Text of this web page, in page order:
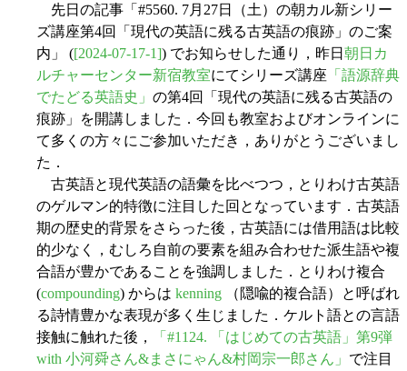
先日の記事「#5560. 7月27日（土）の朝カル新シリー
ズ講座第4回「現代の英語に残る古英語の痕跡」のご案
内」 ([2024-07-17-1]) でお知らせした通り，昨日 朝日カ
ルチャーセンター新宿教室にてシリーズ講座 「語源辞典
でたどる英語史」 の第4回「現代の英語に残る古英語の
痕跡」を開講しました．今回も教室およびオンラインに
て多くの方々にご参加いただき，ありがとうございまし
た．
古英語と現代英語の語彙を比べつつ，とりわけ古英語
のゲルマン的特徴に注目した回となっています．古英語
期の歴史的背景をさらった後，古英語には借用語は比較
的少なく，むしろ自前の要素を組み合わせた派生語や複
合語が豊かであることを強調しました．とりわけ複合
(compounding) からは kenning （隠喩的複合語）と呼ばれ
る詩情豊かな表現が多く生じました．ケルト語との言語
接触に触れた後，
「#1124. 「はじめての古英語」第9弾
with 小河舜さん&まさにゃん&村岡宗一郎さん」 で注目